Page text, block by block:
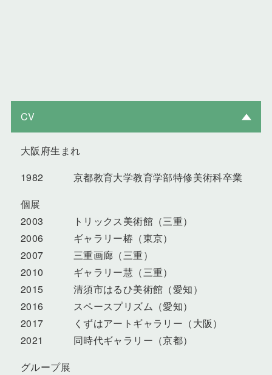
CV
大阪府生まれ
1982 京都教育大学教育学部特修美術科卒業
個展
2003 トリックス美術館（三重）
2006 ギャラリー椿（東京）
2007 三重画廊（三重）
2010 ギャラリー慧（三重）
2015 清須市はるひ美術館（愛知）
2016 スペースプリズム（愛知）
2017 くずはアートギャラリー（大阪）
2021 同時代ギャラリー（京都）
グループ展